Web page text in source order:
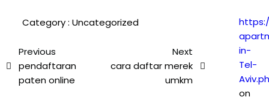
Category : Uncategorized
Previous
pendaftaran
paten online
Next
cara daftar merek
umkm
in-
Tel-
on